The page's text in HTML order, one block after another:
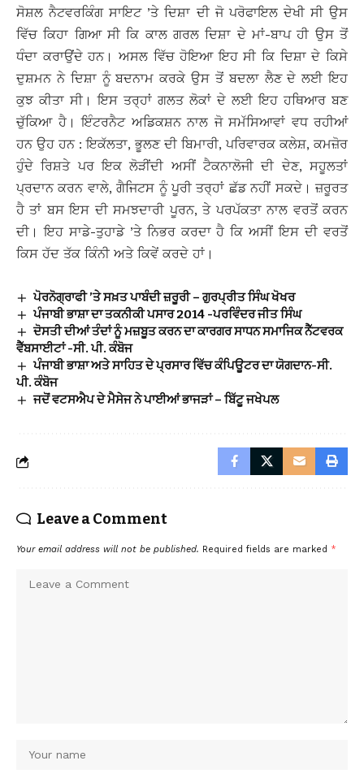
ਸੋਸ਼ਲ ਨੈਟਵਰਕਿੰਗ ਸਾਇਟ ’ਤੇ ਦਿਸ਼ਾ ਦੀ ਜੋ ਪਰੋਫਾਇਲ ਦੇਖੀ ਸੀ ਉਸ
ਵਿੱਚ ਕਿਹਾ ਗਿਆ ਸੀ ਕਿ ਕਾਲ ਗਰਲ ਦਿਸ਼ਾ ਦੇ ਮਾਂ-ਬਾਪ ਹੀ ਉਸ ਤੋਂ
ਧੰਦਾ ਕਰਾਉਂਦੇ ਹਨ। ਅਸਲ ਵਿੱਚ ਹੋਇਆ ਇਹ ਸੀ ਕਿ ਦਿਸ਼ਾ ਦੇ ਕਿਸੇ
ਦੁਸ਼ਮਨ ਨੇ ਦਿਸ਼ਾ ਨੂੰ ਬਦਨਾਮ ਕਰਕੇ ਉਸ ਤੋਂ ਬਦਲਾ ਲੈਣ ਦੇ ਲਈ ਇਹ
ਕੁਝ ਕੀਤਾ ਸੀ। ਇਸ ਤਰ੍ਹਾਂ ਗਲਤ ਲੋਕਾਂ ਦੇ ਲਈ ਇਹ ਹਥਿਆਰ ਬਣ
ਚੁੱਕਿਆ ਹੈ। ਇੰਟਰਨੈਟ ਅਡਿਕਸ਼ਨ ਨਾਲ ਜੋ ਸਮੱਸਿਆਵਾਂ ਵਧ ਰਹੀਆਂ
ਹਨ ਉਹ ਹਨ : ਇਕੱਲਤਾ, ਭੂਲਣ ਦੀ ਬਿਮਾਰੀ, ਪਰਿਵਾਰਕ ਕਲੇਸ਼, ਕਮਜ਼ੋਰ
ਹੁੰਦੇ ਰਿਸ਼ਤੇ ਪਰ ਇਕ ਲੋੜੀਂਦੀ ਅਸੀਂ ਟੈਕਨਾਲੋਜੀ ਦੀ ਦੇਣ, ਸਹੂਲਤਾਂ
ਪ੍ਰਦਾਨ ਕਰਨ ਵਾਲੇ, ਗੈਜਿਟਸ ਨੂੰ ਪੂਰੀ ਤਰ੍ਹਾਂ ਛੱਡ ਨਹੀਂ ਸਕਦੇ। ਜ਼ਰੂਰਤ
ਹੈ ਤਾਂ ਬਸ ਇਸ ਦੀ ਸਮਝਦਾਰੀ ਪੂਰਨ, ਤੇ ਪਰਪੱਕਤਾ ਨਾਲ ਵਰਤੋਂ ਕਰਨ
ਦੀ। ਇਹ ਸਾਡੇ-ਤੁਹਾਡੇ ’ਤੇ ਨਿਭਰ ਕਰਦਾ ਹੈ ਕਿ ਅਸੀਂ ਇਸ ਦੀ ਵਰਤੋਂ
ਕਿਸ ਹੱਦ ਤੱਕ ਕਿੰਨੀ ਅਤੇ ਕਿਵੇਂ ਕਰਦੇ ਹਾਂ।
ਪੋਰਨੋਗ੍ਰਾਫੀ ’ਤੇ ਸਖ਼ਤ ਪਾਬੰਦੀ ਜ਼ਰੂਰੀ – ਗੁਰਪ੍ਰੀਤ ਸਿੰਘ ਖੋਖਰ
ਪੰਜਾਬੀ ਭਾਸ਼ਾ ਦਾ ਤਕਨੀਕੀ ਪਸਾਰ 2014 -ਪਰਵਿੰਦਰ ਜੀਤ ਸਿੰਘ
ਦੋਸਤੀ ਦੀਆਂ ਤੰਦਾਂ ਨੂੰ ਮਜ਼ਬੂਤ ਕਰਨ ਦਾ ਕਾਰਗਰ ਸਾਧਨ ਸਮਾਜਿਕ ਨੈੱਟਵਰਕ
ਵੈੱਬਸਾਈਟਾਂ -ਸੀ. ਪੀ. ਕੰਬੋਜ
ਪੰਜਾਬੀ ਭਾਸ਼ਾ ਅਤੇ ਸਾਹਿਤ ਦੇ ਪ੍ਰਸਾਰ ਵਿੱਚ ਕੰਪਿਊਟਰ ਦਾ ਯੋਗਦਾਨ-ਸੀ.
ਪੀ. ਕੰਬੋਜ
ਜਦੋਂ ਵਟਸਐਪ ਦੇ ਮੈਸੇਜ ਨੇ ਪਾਈਆਂ ਭਾਜੜਾਂ – ਬਿੱਟੂ ਜਖੇਪਲ
Leave a Comment
Your email address will not be published. Required fields are marked *